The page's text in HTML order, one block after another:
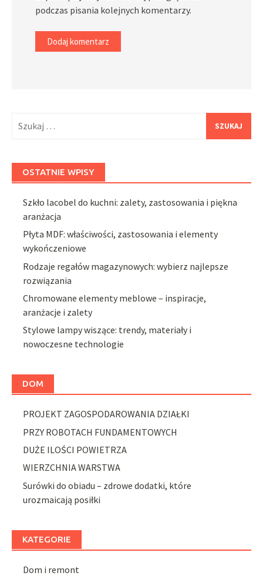
podczas pisania kolejnych komentarzy.
OSTATNIE WPISY
Szkło lacobel do kuchni: zalety, zastosowania i piękna
aranżacja
Płyta MDF: właściwości, zastosowania i elementy
wykończeniowe
Rodzaje regałów magazynowych: wybierz najlepsze
rozwiązania
Chromowane elementy meblowe – inspiracje,
aranżacje i zalety
Stylowe lampy wiszące: trendy, materiały i
nowoczesne technologie
DOM
PROJEKT ZAGOSPODAROWANIA DZIAŁKI
PRZY ROBOTACH FUNDAMENTOWYCH
DUŻE ILOŚCI POWIETRZA
WIERZCHNIA WARSTWA
Surówki do obiadu – zdrowe dodatki, które
urozmaicają posiłki
KATEGORIE
Dom i remont